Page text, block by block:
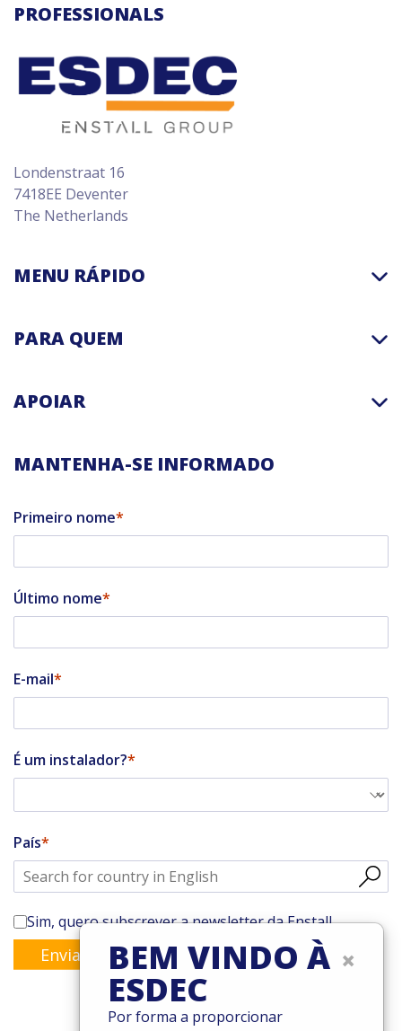
PROFESSIONALS
Londenstraat 16
7418EE Deventer
The Netherlands
MENU RÁPIDO
PARA QUEM
APOIAR
MANTENHA-SE INFORMADO
Primeiro nome
Último nome
E-mail
É um instalador?
País
Sim, quero subscrever a newsletter da Enstall
Enviar ×
BEM VINDO À
ESDEC
Por forma a proporcionar